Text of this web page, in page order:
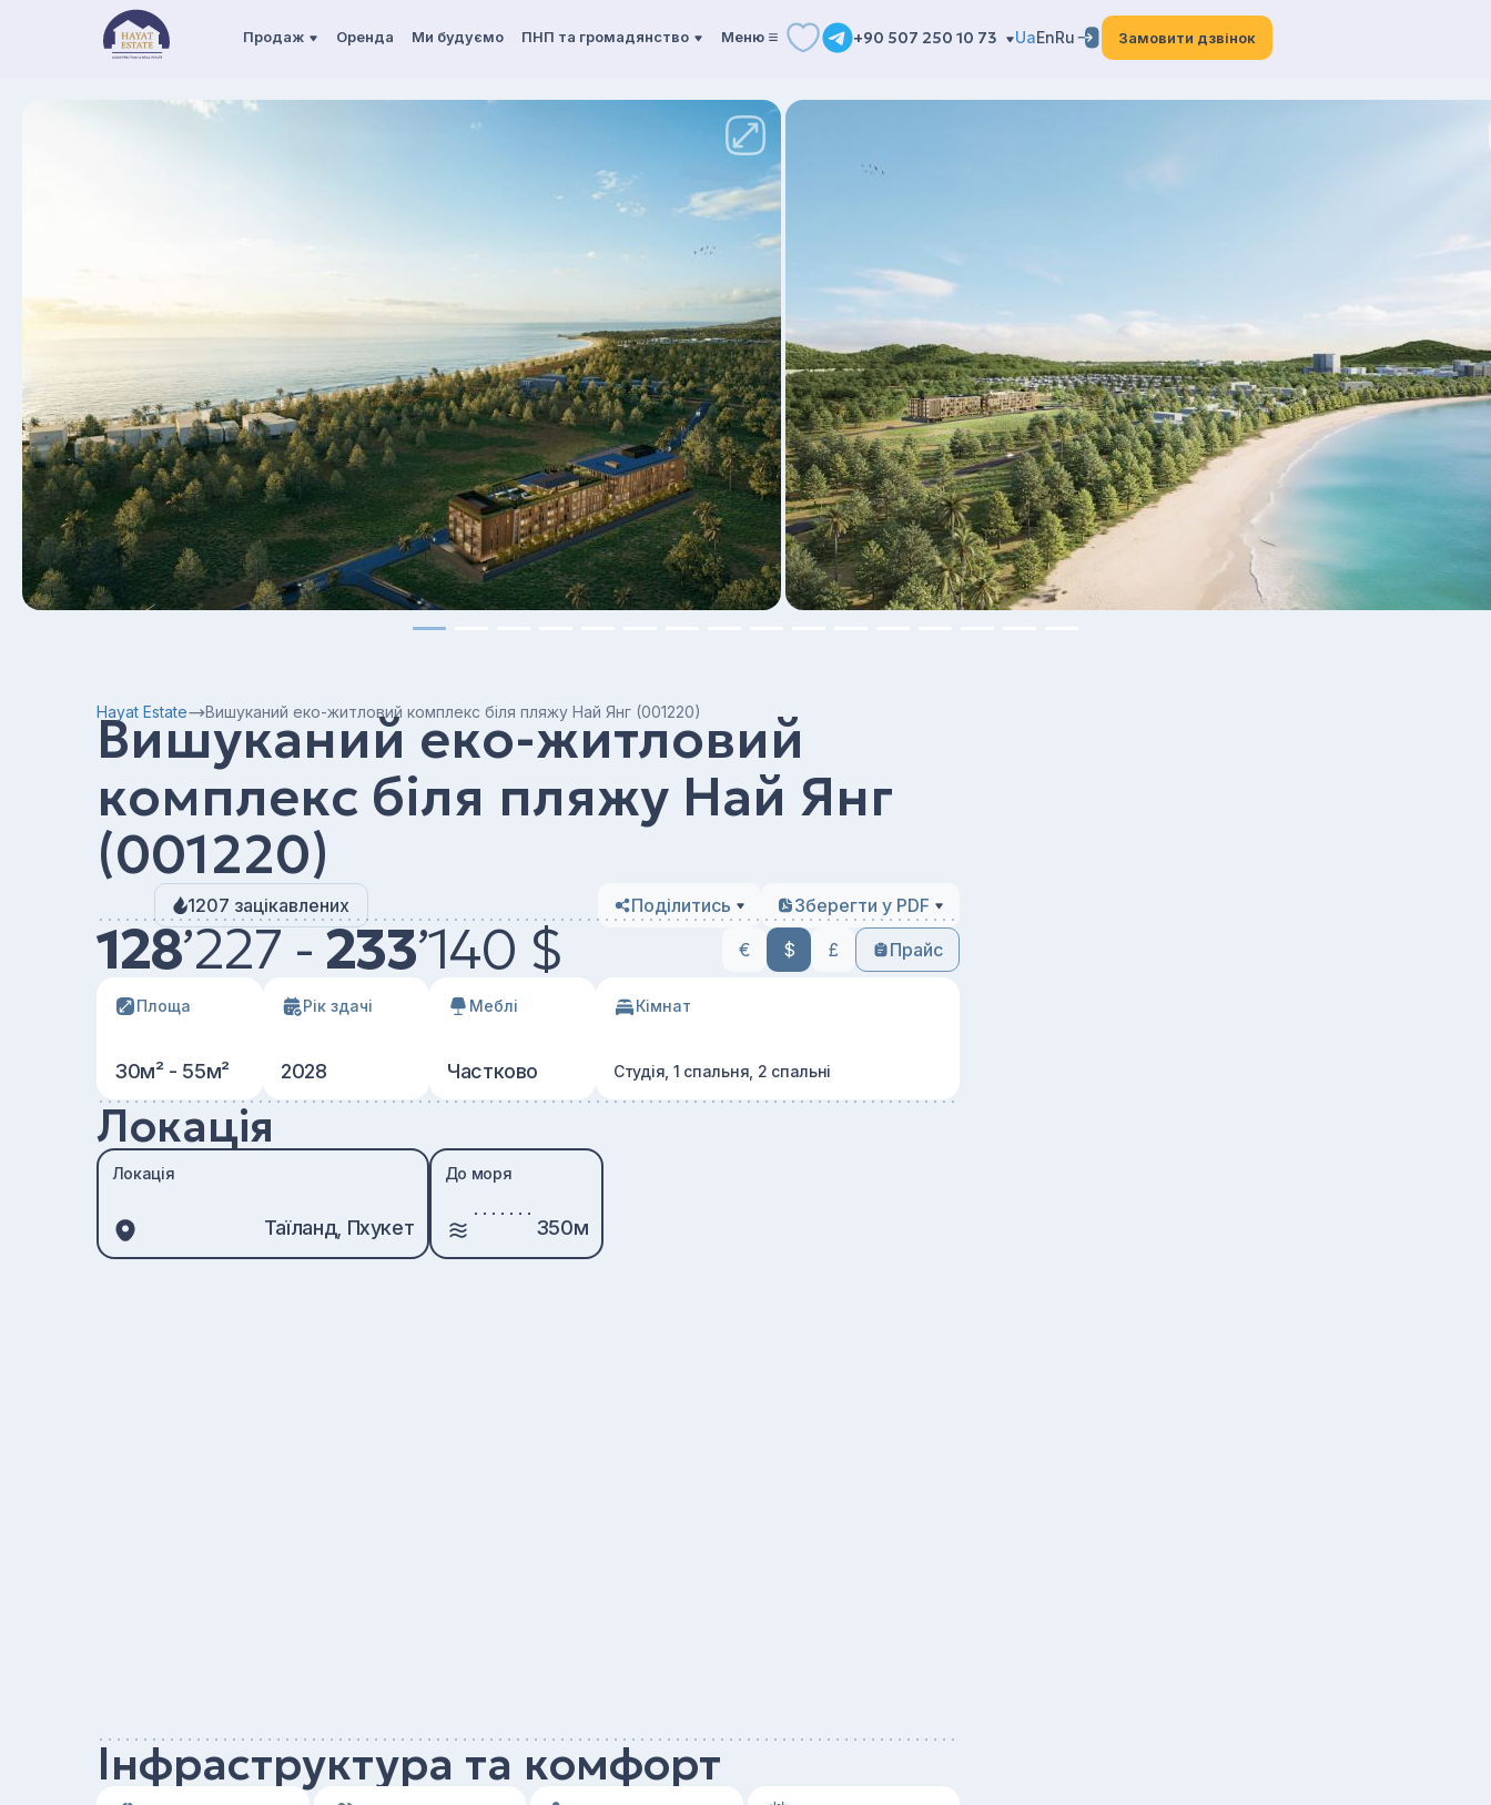
Продаж Оренда Ми будуємо ПНП та громадянство Mеню +90 507 250 10 73 UaEnRu Замовити дзвінок
Hayat Estate Вишуканий еко-житловий комплекс біля пляжу Най Янг (001220)
Вишуканий еко-житловий
комплекс біля пляжу Най Янг
(001220)
1207 зацікавлених Поділитись Зберегти у PDF
128’227 -233’140 $ € $ £ Прайс
Площа
30м² - 55м²
Рік здачі
2028
Меблі
Частково
Кімнат
Студія, 1 спальня, 2 спальні
Локація
Локація
Таїланд, Пхукет
До моря
350м
Інфраструктура та комфорт